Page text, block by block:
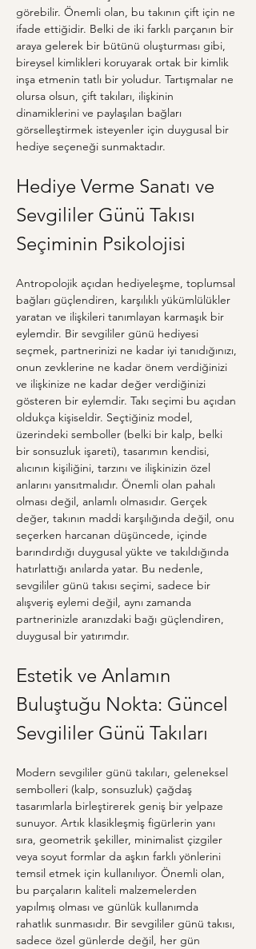
görebilir. Önemli olan, bu takının çift için ne
ifade ettiğidir. Belki de iki farklı parçanın bir
araya gelerek bir bütünü oluşturması gibi,
bireysel kimlikleri koruyarak ortak bir kimlik
inşa etmenin tatlı bir yoludur. Tartışmalar ne
olursa olsun, çift takıları, ilişkinin
dinamiklerini ve paylaşılan bağları
görselleştirmek isteyenler için duygusal bir
hediye seçeneği sunmaktadır.
Hediye Verme Sanatı ve
Sevgililer Günü Takısı
Seçiminin Psikolojisi
Antropolojik açıdan hediyeleşme, toplumsal
bağları güçlendiren, karşılıklı yükümlülükler
yaratan ve ilişkileri tanımlayan karmaşık bir
eylemdir. Bir sevgililer günü hediyesi
seçmek, partnerinizi ne kadar iyi tanıdığınızı,
onun zevklerine ne kadar önem verdiğinizi
ve ilişkinize ne kadar değer verdiğinizi
gösteren bir eylemdir. Takı seçimi bu açıdan
oldukça kişiseldir. Seçtiğiniz model,
üzerindeki semboller (belki bir kalp, belki
bir sonsuzluk işareti), tasarımın kendisi,
alıcının kişiliğini, tarzını ve ilişkinizin özel
anlarını yansıtmalıdır. Önemli olan pahalı
olması değil, anlamlı olmasıdır. Gerçek
değer, takının maddi karşılığında değil, onu
seçerken harcanan düşüncede, içinde
barındırdığı duygusal yükte ve takıldığında
hatırlattığı anılarda yatar. Bu nedenle,
sevgililer günü takısı seçimi, sadece bir
alışveriş eylemi değil, aynı zamanda
partnerinizle aranızdaki bağı güçlendiren,
duygusal bir yatırımdır.
Estetik ve Anlamın
Buluştuğu Nokta: Güncel
Sevgililer Günü Takıları
Modern sevgililer günü takıları, geleneksel
sembolleri (kalp, sonsuzluk) çağdaş
tasarımlarla birleştirerek geniş bir yelpaze
sunuyor. Artık klasikleşmiş figürlerin yanı
sıra, geometrik şekiller, minimalist çizgiler
veya soyut formlar da aşkın farklı yönlerini
temsil etmek için kullanılıyor. Önemli olan,
bu parçaların kaliteli malzemelerden
yapılmış olması ve günlük kullanımda
rahatlık sunmasıdır. Bir sevgililer günü takısı,
sadece özel günlerde değil, her gün